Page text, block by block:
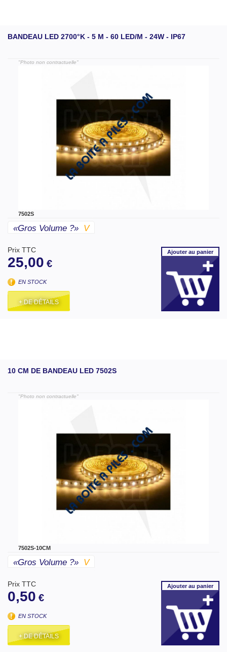
BANDEAU LED 2700°K - 5 M - 60 LED/M - 24W - IP67
"Photo non contractuelle"
7502S
«gros Volume ?» V
Prix TTC
25,00 €
EN STOCK
+ DE DÉTAILS
Ajouterau panier
10 CM DE BANDEAU LED 7502S
"Photo non contractuelle"
7502S-10CM
«gros Volume ?» V
Prix TTC
0,50 €
EN STOCK
+ DE DÉTAILS
Ajouterau panier